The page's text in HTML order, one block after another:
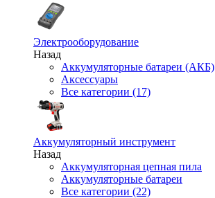
Электрооборудование
Назад
Аккумуляторные батареи (АКБ)
Аксессуары
Все категории (17)
Аккумуляторный инструмент
Назад
Аккумуляторная цепная пила
Аккумуляторные батареи
Все категории (22)